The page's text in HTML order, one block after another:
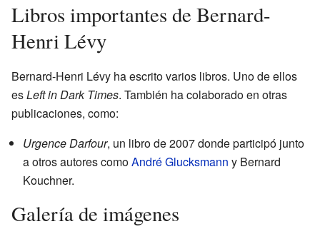
Libros importantes de Bernard-
Henri Lévy
Bernard-Henri Lévy ha escrito varios libros. Uno de ellos
esLeft in Dark Times. También ha colaborado en otras
publicaciones, como:
Urgence Darfour, un libro de 2007 donde participó junto
a otros autores comoAndré Glucksmann y Bernard
Kouchner.
Galería de imágenes